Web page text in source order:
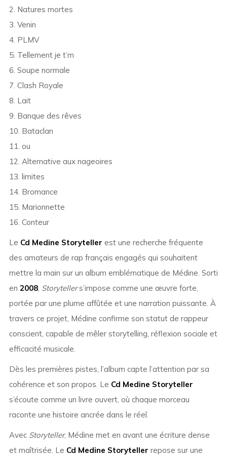
2. Natures mortes
3. Venin
4. PLMV
5. Tellement je t’m
6. Soupe normale
7. Clash Royale
8. Lait
9. Banque des rêves
10. Bataclan
11. ou
12. Alternative aux nageoires
13. limites
14. Bromance
15. Marionnette
16. Conteur
Le Cd Medine Storyteller est une recherche fréquente
des amateurs de rap français engagés qui souhaitent
mettre la main sur un album emblématique de Médine. Sorti
en 2008, Storytellers’impose comme une œuvre forte,
portée par une plume affûtée et une narration puissante. À
travers ce projet, Médine confirme son statut de rappeur
conscient, capable de mêler storytelling, réflexion sociale et
efficacité musicale.
Dès les premières pistes, l’album capte l’attention par sa
cohérence et son propos. Le Cd Medine Storyteller
s’écoute comme un livre ouvert, où chaque morceau
raconte une histoire ancrée dans le réel.
Avec Storyteller, Médine met en avant une écriture dense
et maîtrisée. Le Cd Medine Storyteller repose sur une